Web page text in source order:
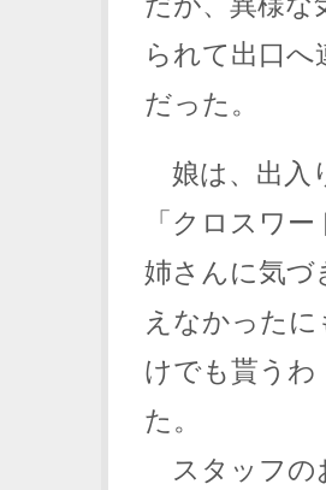
られて出口
だった。
娘は、出入
「クロスワ
姉さんに気づ
えなかった
けでも貰うわ
た。
スタッフの